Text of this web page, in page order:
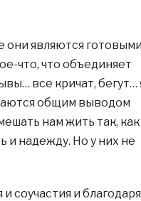
они являются готовыми
что, что объединяет
все кричат, бегут…
общим выводом
нам жить так, как
и надежду. Но у них не
соучастия и благодаря